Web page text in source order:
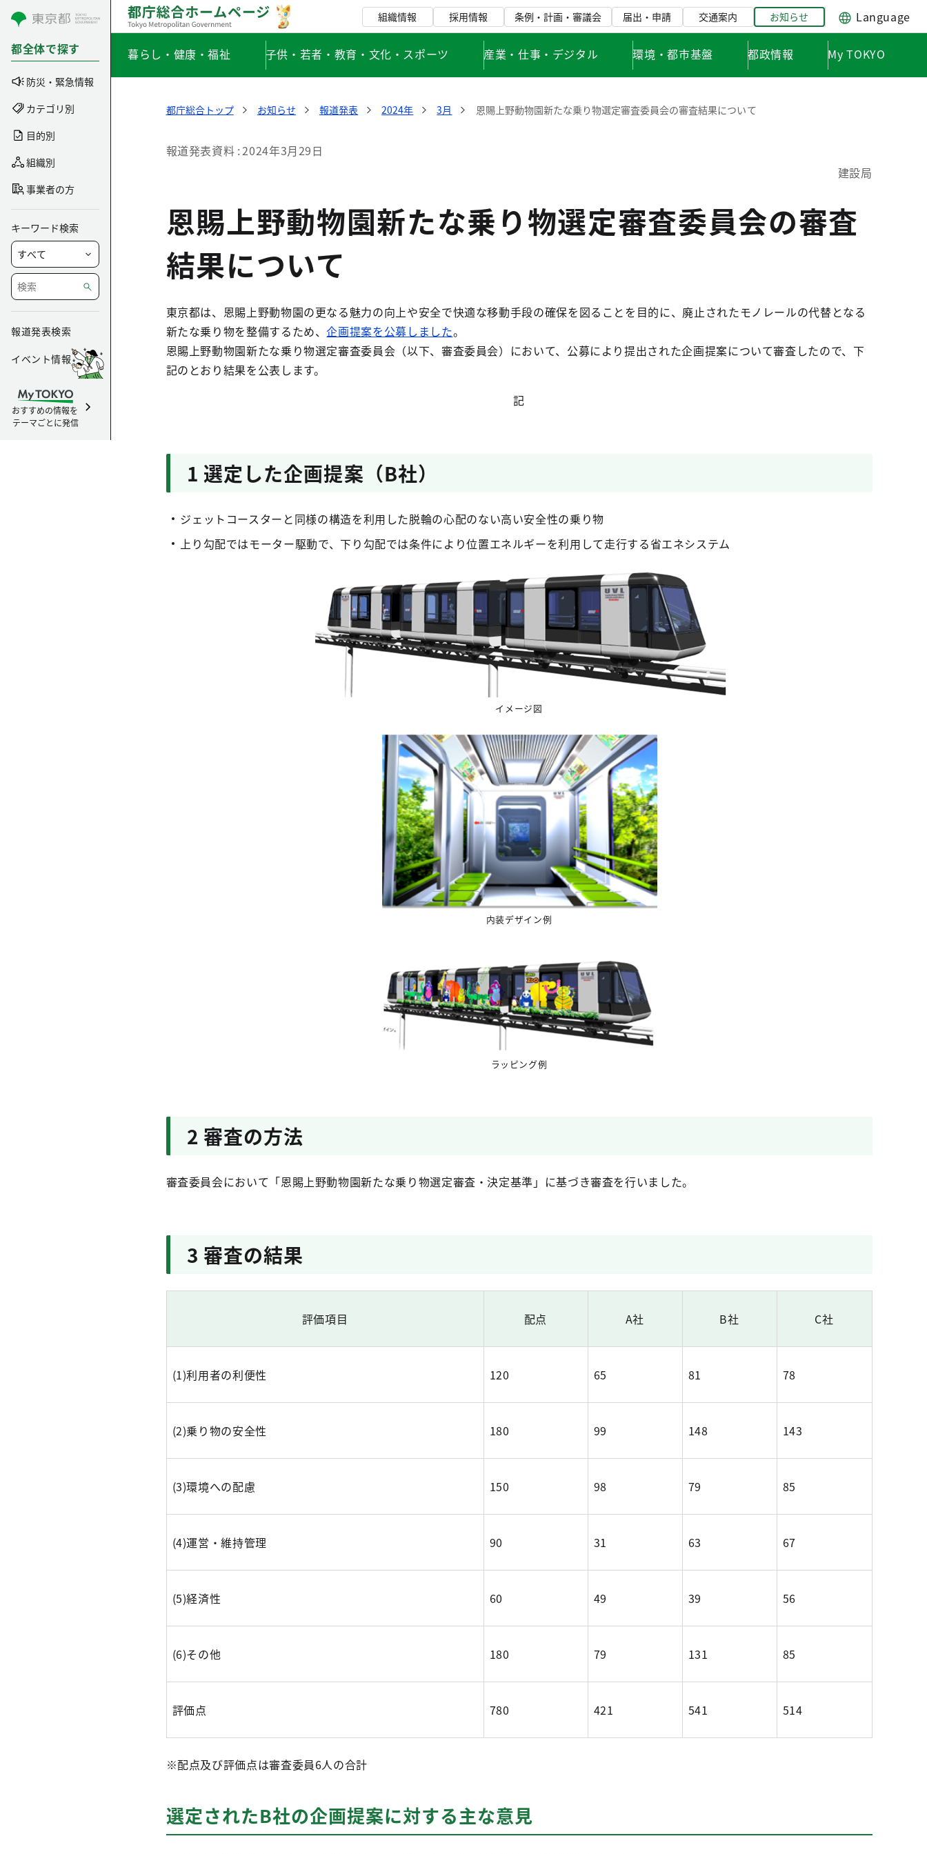
コンテンツにスキップ
都全体で探す
防災・緊急情報
カテゴリ別
目的別
組織別
事業者の方
キーワード検索
報道発表検索
イベント情報
おすすめの情報を
テーマごとに発信
組織情報 採用情報 条例・計画・審議会 届出・申請 交通案内 お知らせ Language
暮らし・健康・福祉 子供・若者・教育・文化・スポーツ 産業・仕事・デジタル 環境・都市基盤 都政情報 My TOKYO
都庁総合トップ お知らせ 報道発表 2024年 3月 恩賜上野動物園新たな乗り物選定審査委員会の審査結果について
報道発表資料 2024年3月29日
建設局
恩賜上野動物園新たな乗り物選定審査委員会の審査
結果について
東京都は、恩賜上野動物園の更なる魅力の向上や安全で快適な移動手段の確保を図ることを目的に、廃止されたモノレールの代替となる
新たな乗り物を整備するため、企画提案を公募しました。
恩賜上野動物園新たな乗り物選定審査委員会（以下、審査委員会）において、公募により提出された企画提案について審査したので、下
記のとおり結果を公表します。
記
1 選定した企画提案（B社）
ジェットコースターと同様の構造を利用した脱輪の心配のない高い安全性の乗り物
上り勾配ではモーター駆動で、下り勾配では条件により位置エネルギーを利用して走行する省エネシステム
イメージ図
内装デザイン例
ラッピング例
2 審査の方法
審査委員会において「恩賜上野動物園新たな乗り物選定審査・決定基準」に基づき審査を行いました。
3 審査の結果
評価項目 配点 A社 B社 C社
(1)利用者の利便性 120 65 81 78
(2)乗り物の安全性 180 99 148 143
(3)環境への配慮 150 98 79 85
(4)運営・維持管理 90 31 63 67
(5)経済性 60 49 39 56
(6)その他 180 79 131 85
評価点 780 421 541 514
※配点及び評価点は審査委員6人の合計
選定されたB社の企画提案に対する主な意見